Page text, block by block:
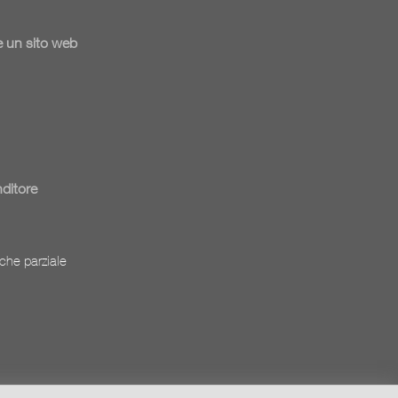
un sito web
parziale